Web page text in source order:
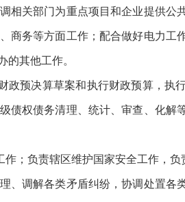
相关部门为重点项目和企业提供公
商务等方面工作；配合做好电力
的其他工作。
政预决算草案和执行财政预算，执
债权债务清理、统计、审查、化
；负责辖区维护国家安全工作，
、调解各类矛盾纠纷，协调处置